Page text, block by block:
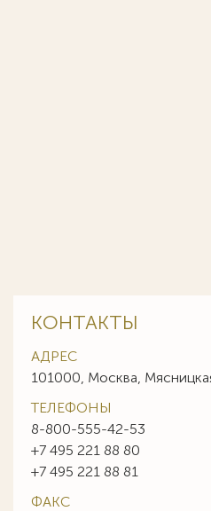
КОНТАКТЫ
АДРЕС
101000, Москва,
ТЕЛЕФОНЫ
8-800-555-42-53
+7 495 221 88 80
+7 495 221 88 81
ФАКС